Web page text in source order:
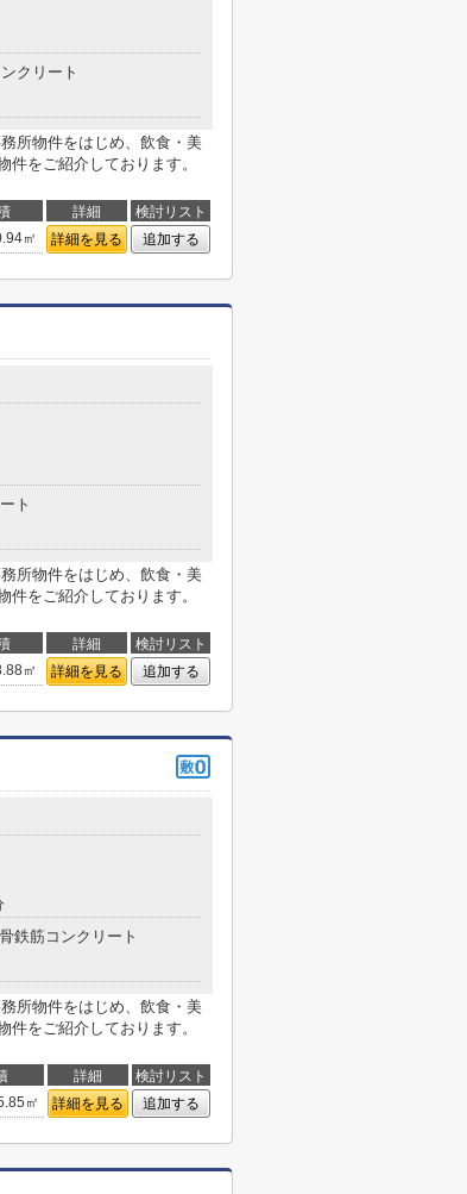
クリート
所物件をはじめ、飲食・美
をご紹介しております。
詳細
検討リスト
㎡ 詳細を見る 追加する
ト
所物件をはじめ、飲食・美
をご紹介しております。
詳細
検討リスト
㎡ 詳細を見る 追加する
鉄筋コンクリート
所物件をはじめ、飲食・美
をご紹介しております。
詳細
検討リスト
㎡ 詳細を見る 追加する